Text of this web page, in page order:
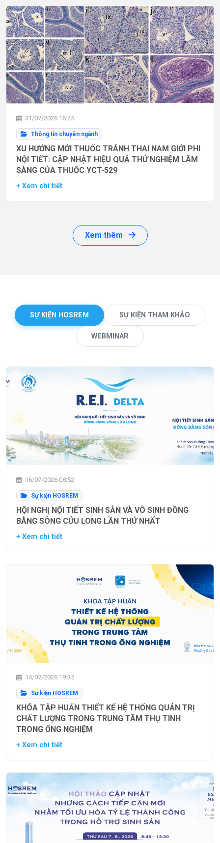
31/07/2026 16:25
Thông tin chuyên ngành
XU HƯỚNG MỚI THUỐC TRÁNH THAI NAM GIỚI PHI
NỘI TIẾT: CẬP NHẬT HIỆU QUẢ THỬ NGHIỆM LÂM
SÀNG CỦA THUỐC YCT-529
+ Xem chi tiết
Xem thêm
SỰ KIỆN HOSREM SỰ KIỆN THAM KHẢO
WEBMINAR
16/07/2026 08:52
Sự kiện HOSREM
HỘI NGHỊ NỘI TIẾT SINH SẢN VÀ VÔ SINH ĐỒNG
BẰNG SÔNG CỬU LONG LẦN THỨ NHẤT
+ Xem chi tiết
14/07/2026 19:35
Sự kiện HOSREM
KHÓA TẬP HUẤN THIẾT KẾ HỆ THỐNG QUẢN TRỊ
CHẤT LƯỢNG TRONG TRUNG TÂM THỤ TINH
TRONG ỐNG NGHIỆM
+ Xem chi tiết